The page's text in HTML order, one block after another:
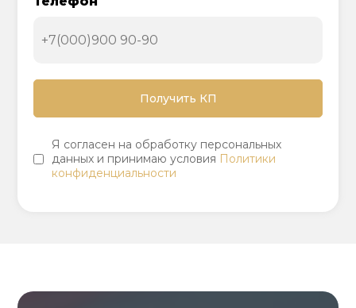
Я согласен на обработку персональных
данных и принимаю условия Политики
конфиденциальности